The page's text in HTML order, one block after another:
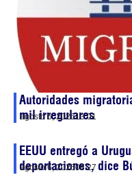
Autoridades
mil irregulares
agosto 6, 202613:01
EEUU entregó a
deportaciones, dice
agosto 6, 202608:27